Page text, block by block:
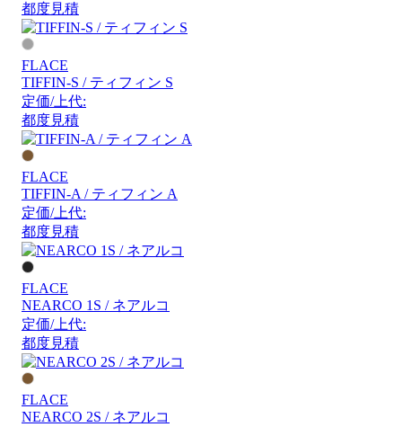
都度見積
FLACE
TIFFIN-S / ティフィン S
定価/上代:
都度見積
FLACE
TIFFIN-A / ティフィン A
定価/上代:
都度見積
FLACE
NEARCO 1S / ネアルコ
定価/上代:
都度見積
FLACE
NEARCO 2S / ネアルコ